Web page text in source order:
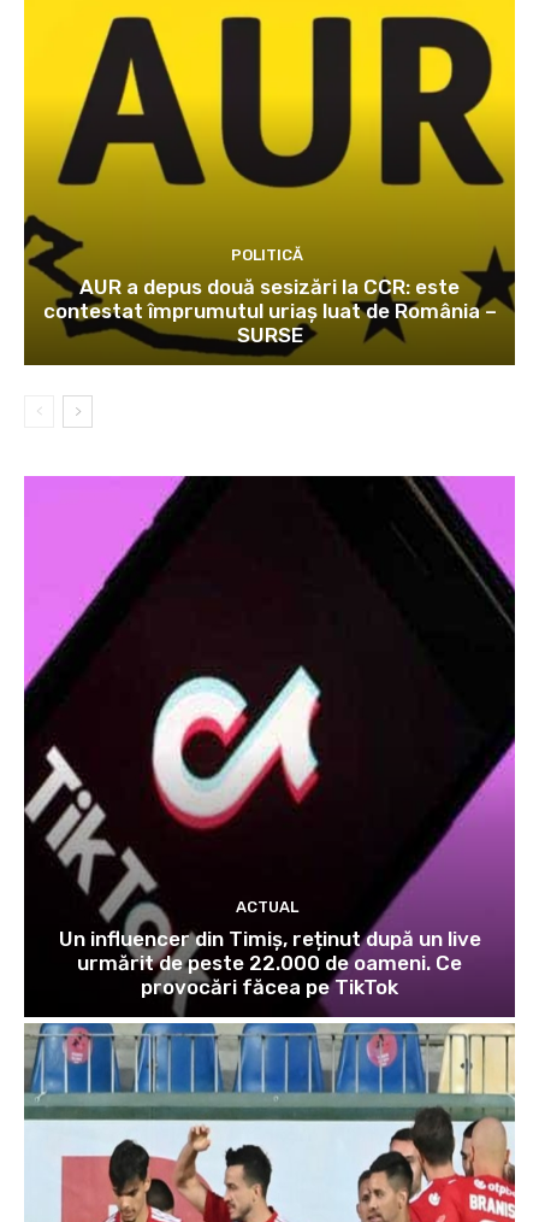
POLITICĂ
AUR a depus două sesizări la CCR: este
contestat împrumutul uriaș luat de România –
SURSE
ACTUAL
Un influencer din Timiș, reținut după un live
urmărit de peste 22.000 de oameni. Ce
provocări făcea pe TikTok